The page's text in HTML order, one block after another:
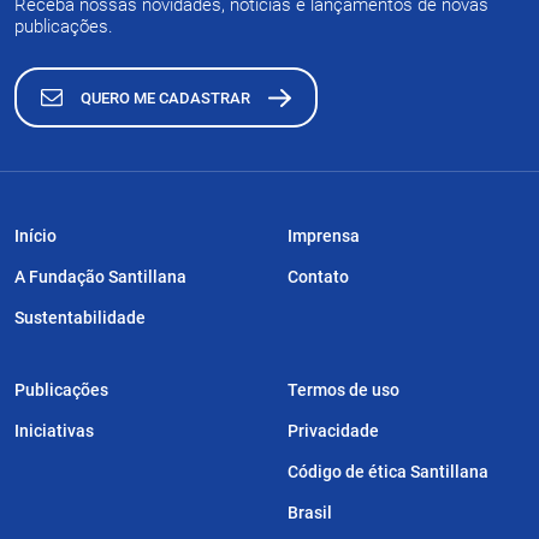
Receba nossas novidades, notícias e lançamentos de novas
publicações.
QUERO ME CADASTRAR
Início
A Fundação Santillana
Sustentabilidade
Publicações
Iniciativas
Imprensa
Contato
Termos de uso
Privacidade
Código de ética Santillana
Brasil